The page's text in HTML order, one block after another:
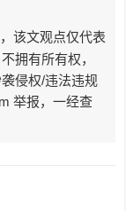
该文观点仅代表
拥有所有权，
侵权/违法违规
举报，一经查